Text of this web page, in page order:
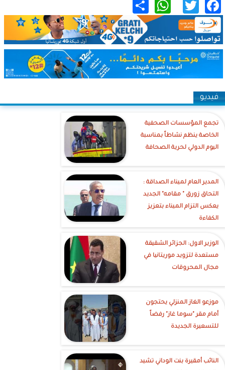
Facebook
Twitter
WhatsApp
فيديو
تجمع المؤسسات الصحفية
الخاصة ينظم نشاطاً بمناسبة
اليوم الدولي لحرية الصحافة
‎المدير العام لميناء الصداقة :
التحاق زورق " مقامه" الجديد
يعكس التزام الميناء بتعزيز
الكفاءة
الوزير الاول: الجزائر الشقيقة
مستعدة لتزويد موريتانيا في
مجال المحروقات
موزعو الغاز المنزلي يحتجون
أمام مقر "سوما غاز" رفضاً
للتسعيرة الجديدة
النائب أمقيرة بنت الوداني تشيد